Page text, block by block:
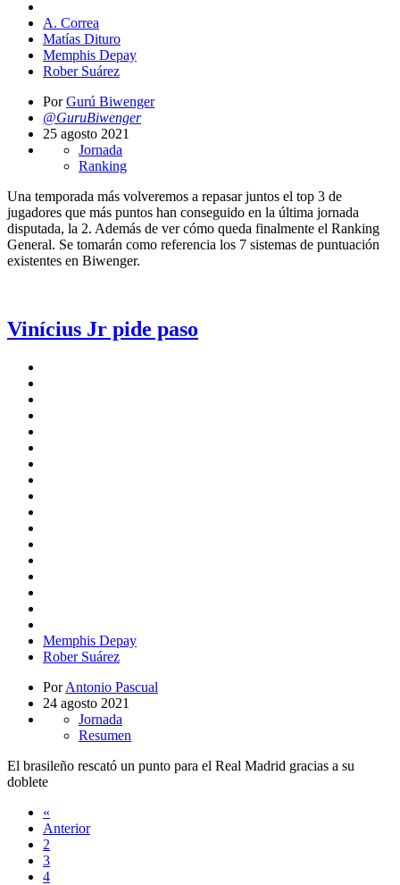
A. Correa
Matías Dituro
Memphis Depay
Rober Suárez
PorGurú Biwenger
@GuruBiwenger
25 agosto 2021
Jornada
Ranking
Una temporada más volveremos a repasar juntos el top 3 de
jugadores que más puntos han conseguido en la última jornada
disputada, la 2. Además de ver cómo queda finalmente el Ranking
General. Se tomarán como referencia los 7 sistemas de puntuación
existentes en Biwenger.
Vinícius Jr pide paso
Memphis Depay
Rober Suárez
PorAntonio Pascual
24 agosto 2021
Jornada
Resumen
El brasileño rescató un punto para el Real Madrid gracias a su
doblete
«
Anterior
2
3
4